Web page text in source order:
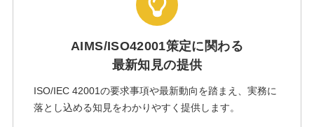
AIMS/ISO42001策定に関わる
最新知見の提供
ISO/IEC 42001の要求事項や最新動向を踏まえ、実務に
落とし込める知見をわかりやすく提供します。